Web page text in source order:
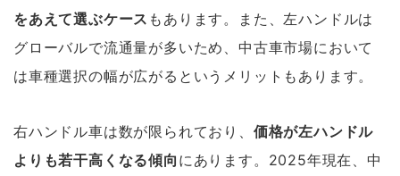
をあえて選ぶケース もあります。また、左ハンドルは
グローバルで流通量が多いため、中古車市場において
は車種選択の幅が広がるというメリットもあります。
右ハンドル車は数が限られており、 価格が左ハンドル
よりも若干高くなる傾向 にあります。2025年現在、中